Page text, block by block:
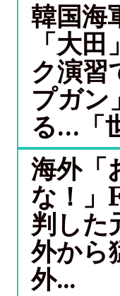
韓国海
「大
ク演習
プガン
る…「
海外「
な！」
判した
外から
外...